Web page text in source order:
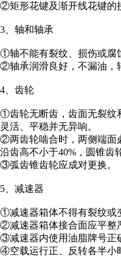
②矩形花键及渐开线花键的
3、轴和轴承
①轴不能有裂纹、损伤或腐
②轴承润滑良好，不漏油，
4、齿轮
①齿轮无断齿，齿面无裂纹
灵活、平稳并无异响。
②两齿轮啮合时，两侧端面
沿齿高不小于40%，圆锥齿
③弧齿锥齿轮应成对更换。
5、减速器
①减速器箱体不得有裂纹或
②减速器箱体接合面应平整
③减速器内使用油脂牌号正
④空载运行正、反转各半小